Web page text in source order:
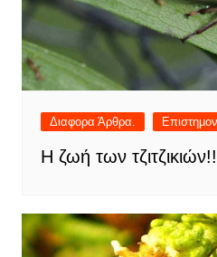
Διαφορα Άρθρα.
Η ζωή των